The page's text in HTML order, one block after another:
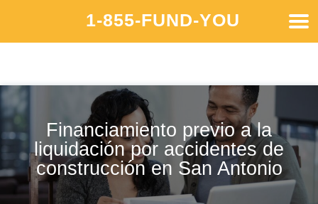
1-855-FUND-YOU
Financiamiento previo a la
liquidación por accidentes de
construcción en San Antonio